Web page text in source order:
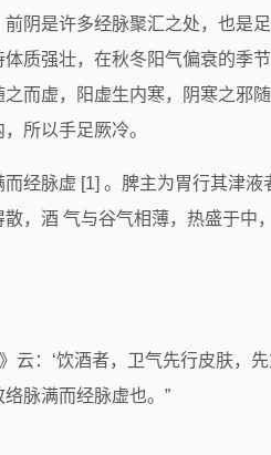
阴是许多经脉聚汇之处，也是
质强壮，在秋冬阳气偏衰的季
而虚，阳虚生内寒，阴寒之邪
所以手足厥冷。
经脉虚 [1] 。脾主为胃行其津
，酒 气与谷气相薄，热盛于
》云：‘饮酒者，卫气先行皮肤，
脉满而经脉虚也。”